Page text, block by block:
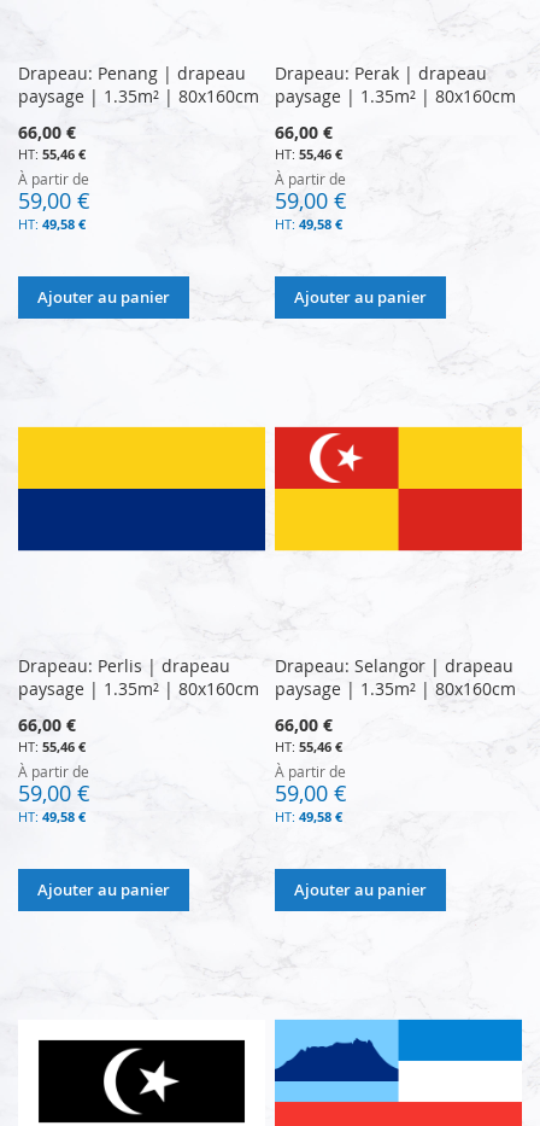
Drapeau: Penang | drapeau
paysage | 1.35m² | 80x160cm
66,00 €
55,46 €
À partir de
59,00 €
49,58 €
Ajouter au panier
Drapeau: Perak | drapeau
paysage | 1.35m² | 80x160cm
66,00 €
55,46 €
À partir de
59,00 €
49,58 €
Ajouter au panier
Drapeau: Perlis | drapeau
paysage | 1.35m² | 80x160cm
66,00 €
55,46 €
À partir de
59,00 €
49,58 €
Ajouter au panier
Drapeau: Selangor | drapeau
paysage | 1.35m² | 80x160cm
66,00 €
55,46 €
À partir de
59,00 €
49,58 €
Ajouter au panier